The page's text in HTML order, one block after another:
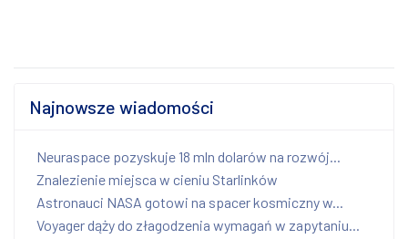
Najnowsze wiadomości
Neuraspace pozyskuje 18 mln dolarów na rozwój...
Znalezienie miejsca w cieniu Starlinków
Astronauci NASA gotowi na spacer kosmiczny w...
Voyager dąży do złagodzenia wymagań w zapytaniu...